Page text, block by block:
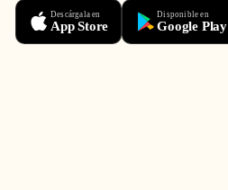
Descárgala en
App Store
Disponible en
Google Play